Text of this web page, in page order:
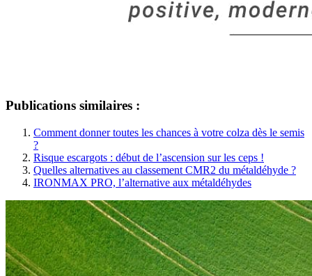
Publications similaires :
Comment donner toutes les chances à votre colza dès le semis
?
Risque escargots : début de l’ascension sur les ceps !
Quelles alternatives au classement CMR2 du métaldéhyde ?
IRONMAX PRO, l’alternative aux métaldéhydes